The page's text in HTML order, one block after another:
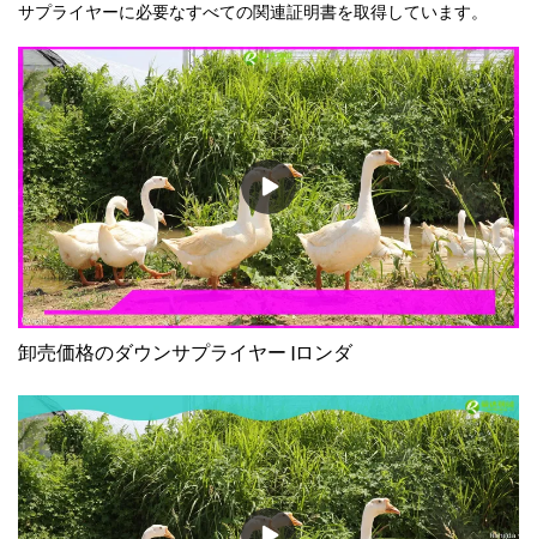
サプライヤーに必要なすべての関連証明書を取得しています。
卸売価格のダウンサプライヤー |ロンダ